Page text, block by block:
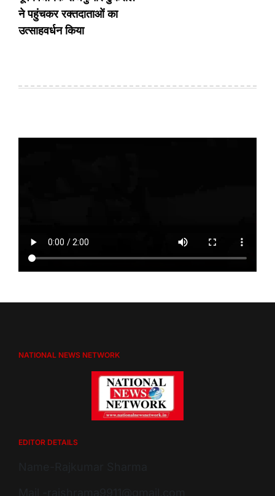
ने पहुंचकर रक्तदाताओं का
उत्साहवर्धन किया
NATIONAL NEWS NETWORK
EDITOR DETAILS